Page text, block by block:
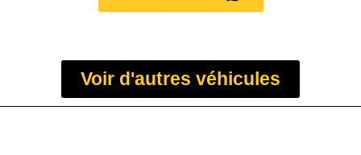
Voir d'autres véhicules